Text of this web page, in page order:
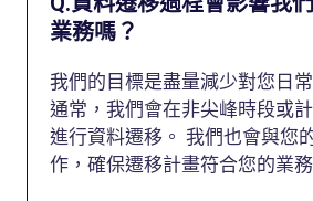
業務嗎？
我們的目標是盡量減少對您日
通常，我們會在非尖峰時段或
進行資料遷移。 我們也會與您
作，確保遷移計畫符合您的業